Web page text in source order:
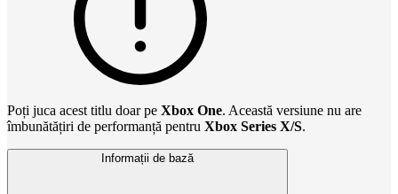
Poți juca acest titlu doar pe Xbox One. Această versiune nu are
îmbunătățiri de performanță pentru Xbox Series X/S.
Informații de bază